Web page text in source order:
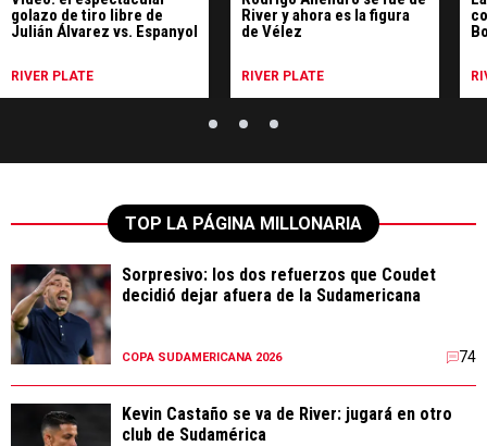
golazo de tiro libre de
Julián Álvarez vs. Espanyol
RIVER PLATE
River y ahora es la figura
de Vélez
RIVER PLATE
TOP LA PÁGINA MILLONARIA
Sorpresivo: los dos refuerzos que Coudet
decidió dejar afuera de la Sudamericana
COPA SUDAMERICANA 2026 74
Kevin Castaño se va de River: jugará en otro
club de Sudamérica